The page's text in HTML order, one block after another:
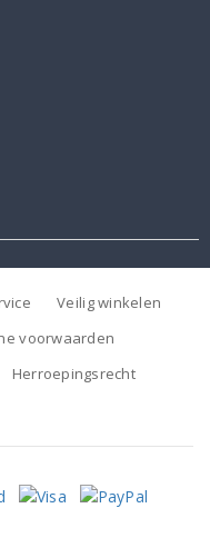
Veilig winkelen
voorwaarden
Herroepingsrecht